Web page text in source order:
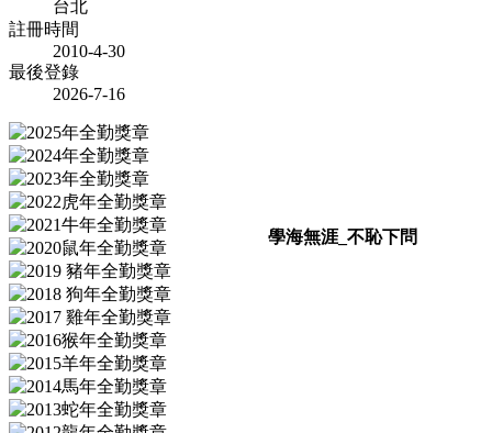
台北
註冊時間
2010-4-30
最後登錄
2026-7-16
學海無涯_不恥下問